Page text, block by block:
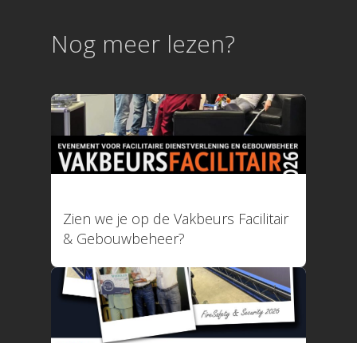
Nog meer lezen?
Zien we je op de Vakbeurs Facilitair
& Gebouwbeheer?
Overige
Informatie
Over ons
Referenties
Nieuws
Webinar
Contact
Privacy Policy
Systeemstatus
Uptime afgelopen 30
100,000%